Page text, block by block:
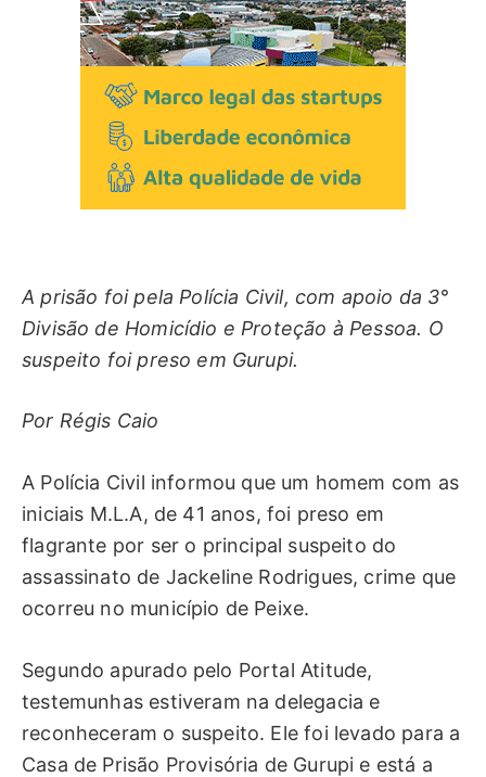
A prisão foi pela Polícia Civil, com apoio da 3°
Divisão de Homicídio e Proteção à Pessoa. O
suspeito foi preso em Gurupi.
Por Régis Caio
A Polícia Civil informou que um homem com as
iniciais M.L.A, de 41 anos, foi preso em
flagrante por ser o principal suspeito do
assassinato de Jackeline Rodrigues, crime que
ocorreu no município de Peixe.
Segundo apurado pelo Portal Atitude,
testemunhas estiveram na delegacia e
reconheceram o suspeito. Ele foi levado para a
Casa de Prisão Provisória de Gurupi e está a